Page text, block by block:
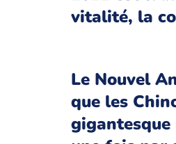
vitalité, la
Le Nouvel
que les
gigantesque